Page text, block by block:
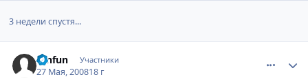
3 недели спустя...
renfun Участники
27 Мая, 200818 г